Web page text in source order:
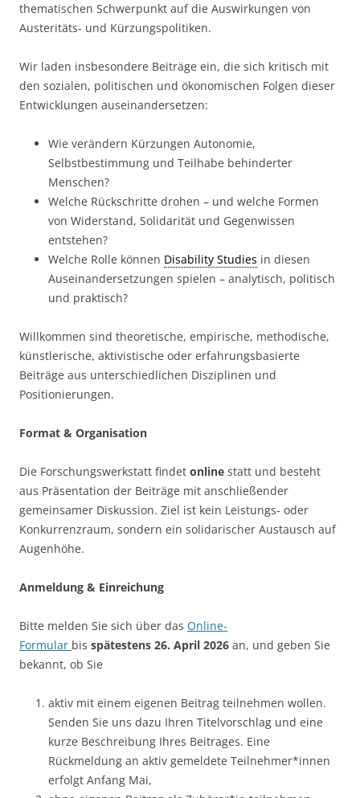
thematischen Schwerpunkt auf die Auswirkungen von
Austeritäts- und Kürzungspolitiken.
Wir laden insbesondere Beiträge ein, die sich kritisch mit
den sozialen, politischen und ökonomischen Folgen dieser
Entwicklungen auseinandersetzen:
Wie verändern Kürzungen Autonomie,
Selbstbestimmung und Teilhabe behinderter
Menschen?
Welche Rückschritte drohen – und welche Formen
von Widerstand, Solidarität und Gegenwissen
entstehen?
Welche Rolle können Disability Studies in diesen
Auseinandersetzungen spielen – analytisch, politisch
und praktisch?
Willkommen sind theoretische, empirische, methodische,
künstlerische, aktivistische oder erfahrungsbasierte
Beiträge aus unterschiedlichen Disziplinen und
Positionierungen.
Format & Organisation
Die Forschungswerkstatt findet online statt und besteht
aus Präsentation der Beiträge mit anschließender
gemeinsamer Diskussion. Ziel ist kein Leistungs- oder
Konkurrenzraum, sondern ein solidarischer Austausch auf
Augenhöhe.
Anmeldung & Einreichung
Bitte melden Sie sich über das Online-
Formular bis spätestens 26. April 2026 an, und geben Sie
bekannt, ob Sie
aktiv mit einem eigenen Beitrag teilnehmen wollen.
Senden Sie uns dazu Ihren Titelvorschlag und eine
kurze Beschreibung Ihres Beitrages. Eine
Rückmeldung an aktiv gemeldete Teilnehmer*innen
erfolgt Anfang Mai,